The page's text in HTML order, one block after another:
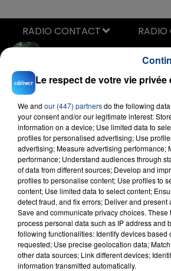
ANGELE
RADIO
FIL D'ACTU
Le respect de votre vie
We and our (447) partnersdo the following
your consent and/or our legitimate interest:
information on a device; Use limited data to
profiles for personalised advertising; Use
advertising; Measure advertising performance;
performance; Understand audiences through
of data from different sources; Develop and
profiles to personalise content; Use profiles to
content; Use limited data to select content;
detect fraud, and fix errors; Deliver and
Save and communicate privacy choices.
process personal data such as IP address and
following functionalities: Identify devices based
requested; Use precise geolocation data;
other data sources; Link different devices;
information transmitted automatically.